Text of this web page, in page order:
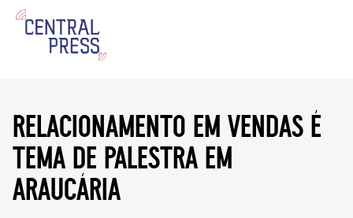
relacionamento em vendas é
tema de palestra em
araucária